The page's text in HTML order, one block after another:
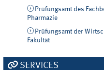
Prüfungsamt des
Pharmazie
Prüfungsamt der
Fakultät
SERVICES